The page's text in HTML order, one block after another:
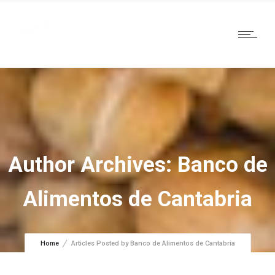
Author Archives: Banco de
Alimentos de Cantabria
Home Articles Posted by Banco de Alimentos de Cantabria